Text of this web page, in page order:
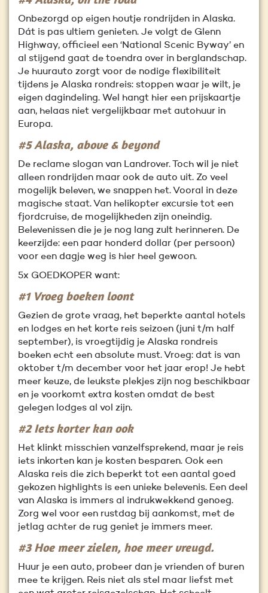
Onbezorgd op eigen houtje rondrijden in Alaska.
Dát is pas ultiem genieten. Je volgt de Glenn
Highway, officieel een ‘National Scenic Byway’ en
al stijgend gaat de toendra over in berglandschap.
Je huurauto zorgt voor de nodige flexibiliteit
tijdens je Alaska rondreis: stoppen waar je wilt, je
eigen dagindeling. Wel hangt hier een prijskaartje
aan, helaas niet vergelijkbaar met autohuur in
Europa.
#5 Alaska, above & beyond
De reclame slogan van Landrover. Toch wil je niet
alleen rondrijden maar ook de auto uit. Zo veel
mogelijk beleven, we snappen het. Vooral in deze
magische staat. Van helikopter excursie tot een
fjordcruise, de mogelijkheden zijn oneindig.
Belevenissen die je je nog lang zult herinneren. De
keerzijde: een paar honderd dollar (per persoon)
voor een dagje weg is hier heel gewoon.
5x GOEDKOPER want:
#1 Vroeg boeken loont
Gezien de grote vraag, het beperkte aantal hotels
en lodges en het korte reis seizoen (juni t/m half
september), is vroegtijdig je Alaska rondreis
boeken echt een absolute must. Vroeg: dat is van
oktober t/m december voor het jaar erop! Je hebt
meer keuze, de leukste plekjes zijn nog beschikbaar
en je voorkomt extra kosten omdat de best
gelegen lodges al vol zijn.
#2 Iets korter kan ook
Het klinkt misschien vanzelfsprekend, maar je reis
iets inkorten kan je kosten besparen. Ook een
Alaska reis die zich beperkt tot een aantal goed
gekozen highlights is een unieke belevenis. Een deel
van Alaska is immers al indrukwekkend genoeg.
Zorg wel voor een rustdag bij aankomst, met de
jetlag achter de rug geniet je immers meer.
#3 Hoe meer zielen, hoe meer vreugd.
Huur je een auto, probeer dan je vrienden of buren
mee te krijgen. Reis niet als stel maar liefst met